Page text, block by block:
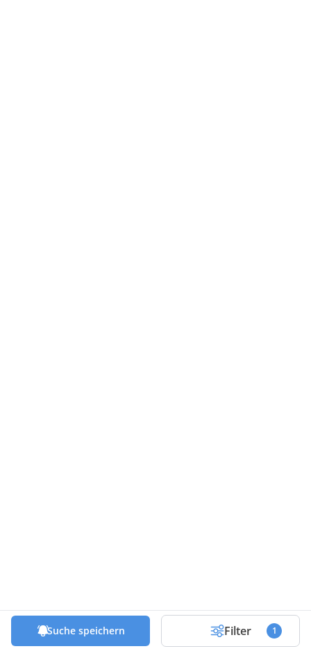
Suche speichern Filter 1